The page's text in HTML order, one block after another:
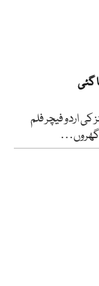
گئی
اردو فیچر فلم
گھروں…